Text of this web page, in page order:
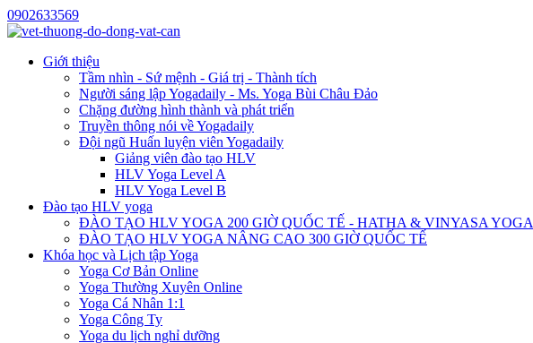
0902633569
Giới thiệu
Tầm nhìn - Sứ mệnh - Giá trị - Thành tích
Người sáng lập Yogadaily - Ms. Yoga Bùi Châu Đảo
Chặng đường hình thành và phát triển
Truyền thông nói về Yogadaily
Đội ngũ Huấn luyện viên Yogadaily
Giảng viên đào tạo HLV
HLV Yoga Level A
HLV Yoga Level B
Đào tạo HLV yoga
ĐÀO TẠO HLV YOGA 200 GIỜ QUỐC TẾ - HATHA & VINYASA YOGA
ĐÀO TẠO HLV YOGA NÂNG CAO 300 GIỜ QUỐC TẾ
Khóa học và Lịch tập Yoga
Yoga Cơ Bản Online
Yoga Thường Xuyên Online
Yoga Cá Nhân 1:1
Yoga Công Ty
Yoga du lịch nghỉ dưỡng